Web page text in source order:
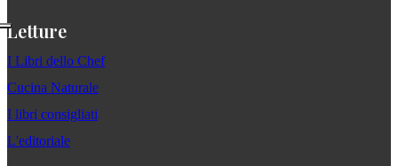
Letture
I Libri dello Chef
Cucina Naturale
I libri consigliati
L'editoriale